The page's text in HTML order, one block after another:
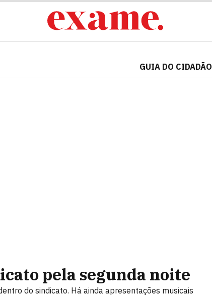
GUIA DO CIDADÃO
pela segunda noite
do sindicato. Há ainda apresentações musicais